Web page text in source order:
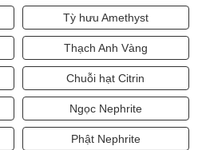
Tỳ hưu Amethyst
Thạch Anh Vàng
Chuỗi hạt Citrin
Ngọc Nephrite
Phật Nephrite